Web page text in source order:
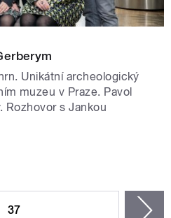
Unikátní archeologický
muzeu v Praze. Pavol
Rozhovor s Jankou
37